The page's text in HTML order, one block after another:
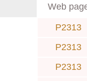
Web
P2313
P2313
P2313